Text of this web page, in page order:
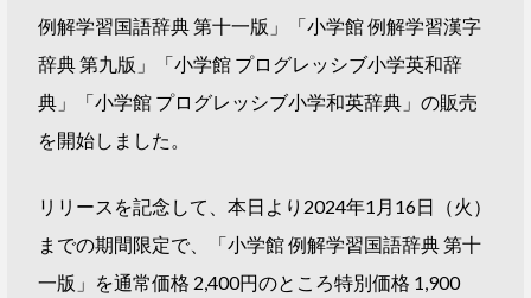
例解学習国語辞典 第十一版」「小学館 例解学習漢字
辞典 第九版」「小学館 プログレッシブ小学英和辞
典」「小学館 プログレッシブ小学和英辞典」の販売
を開始しました。
リリースを記念して、本日より2024年1月16日（火）
までの期間限定で、「小学館 例解学習国語辞典 第十
一版」を通常価格 2,400円のところ特別価格 1,900